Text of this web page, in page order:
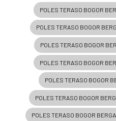
POLES TERASO BOGOR
POLES TERASO BOGOR
POLES TERASO BOGOR
POLES TERASO BOGOR
POLES TERASO BOGOR
POLES TERASO BOGOR
POLES TERASO BOGOR